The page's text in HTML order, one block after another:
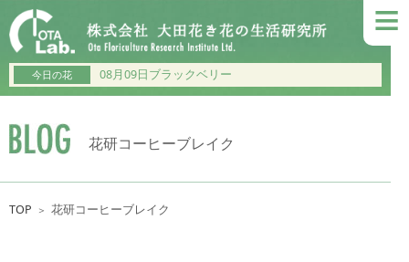
≡
今日の花 08月09日ブラックベリー
花研コーヒーブレイク
TOP ＞ 花研コーヒーブレイク